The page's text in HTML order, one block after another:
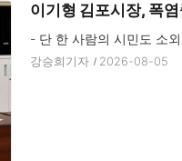
이기형 김포시장, 폭
- 단 한 사람의 시민도 소
강승희기자 2026-08-05